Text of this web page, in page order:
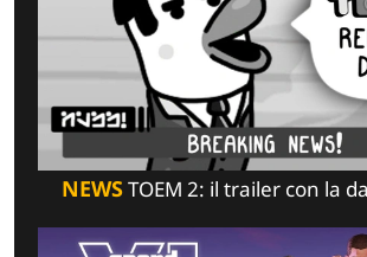
NEWSTOEM 2: il trailer con la